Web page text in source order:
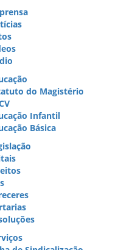
do Magistério
Infantil
Básica